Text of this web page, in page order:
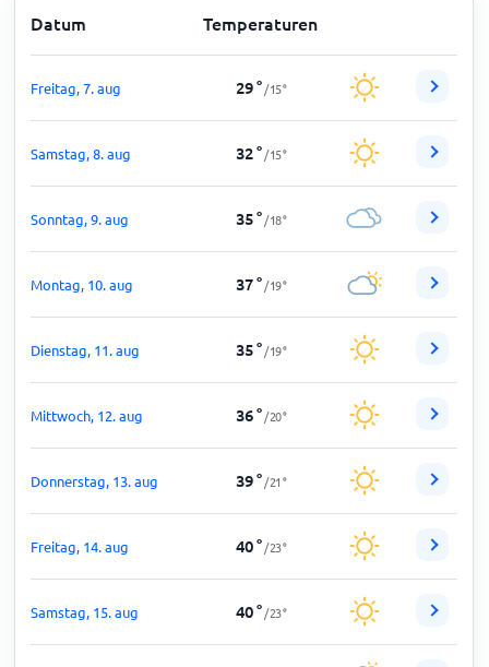
Datum Temperaturen
Freitag, 7. aug 29° /15°
Samstag, 8. aug 32° /15°
Sonntag, 9. aug 35° /18°
Montag, 10. aug 37° /19°
Dienstag, 11. aug 35° /19°
Mittwoch, 12. aug 36° /20°
Donnerstag, 13. aug 39° /21°
Freitag, 14. aug 40° /23°
Samstag, 15. aug 40° /23°